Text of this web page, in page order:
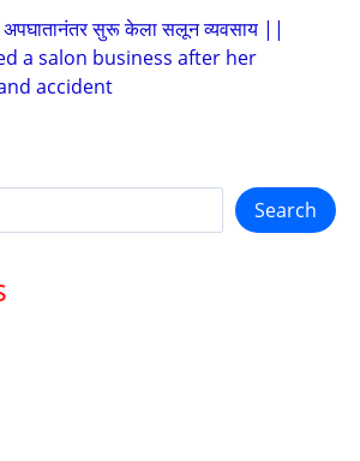
अपघातानंतर सुरू केला सलून व्यवसाय ||
a salon business after her
accident
Search